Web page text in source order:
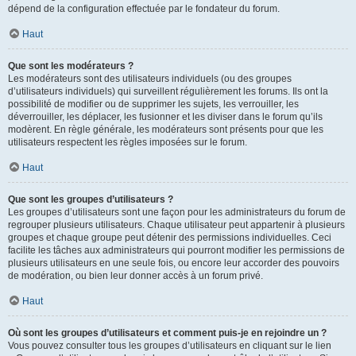
dépend de la configuration effectuée par le fondateur du forum.
Haut
Que sont les modérateurs ?
Les modérateurs sont des utilisateurs individuels (ou des groupes
d’utilisateurs individuels) qui surveillent régulièrement les forums. Ils ont la
possibilité de modifier ou de supprimer les sujets, les verrouiller, les
déverrouiller, les déplacer, les fusionner et les diviser dans le forum qu’ils
modèrent. En règle générale, les modérateurs sont présents pour que les
utilisateurs respectent les règles imposées sur le forum.
Haut
Que sont les groupes d’utilisateurs ?
Les groupes d’utilisateurs sont une façon pour les administrateurs du forum de
regrouper plusieurs utilisateurs. Chaque utilisateur peut appartenir à plusieurs
groupes et chaque groupe peut détenir des permissions individuelles. Ceci
facilite les tâches aux administrateurs qui pourront modifier les permissions de
plusieurs utilisateurs en une seule fois, ou encore leur accorder des pouvoirs
de modération, ou bien leur donner accès à un forum privé.
Haut
Où sont les groupes d’utilisateurs et comment puis-je en rejoindre un ?
Vous pouvez consulter tous les groupes d’utilisateurs en cliquant sur le lien